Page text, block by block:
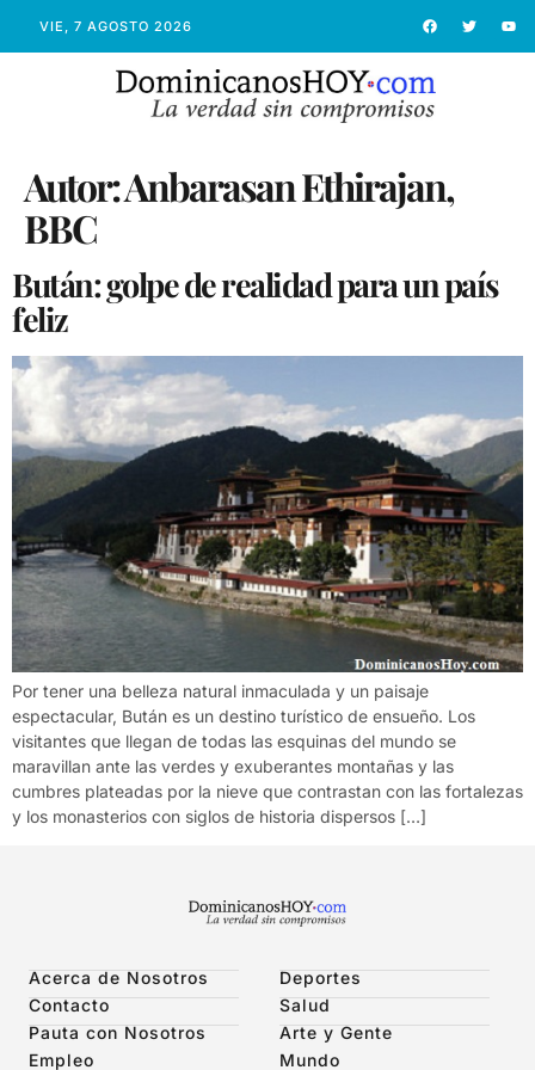
VIE, 7 AGOSTO 2026
Autor:Anbarasan Ethirajan,
BBC
Bután: golpe de realidad para un país
feliz
Por tener una belleza natural inmaculada y un paisaje
espectacular, Bután es un destino turístico de ensueño. Los
visitantes que llegan de todas las esquinas del mundo se
maravillan ante las verdes y exuberantes montañas y las
cumbres plateadas por la nieve que contrastan con las fortalezas
y los monasterios con siglos de historia dispersos […]
Acerca de Nosotros
Contacto
Pauta con Nosotros
Empleo
Deportes
Salud
Arte y Gente
Mundo